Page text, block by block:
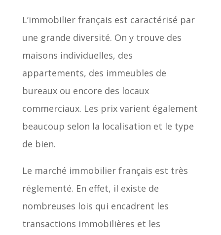
L’immobilier français est caractérisé par
une grande diversité. On y trouve des
maisons individuelles, des
appartements, des immeubles de
bureaux ou encore des locaux
commerciaux. Les prix varient également
beaucoup selon la localisation et le type
de bien.
Le marché immobilier français est très
réglementé. En effet, il existe de
nombreuses lois qui encadrent les
transactions immobilières et les